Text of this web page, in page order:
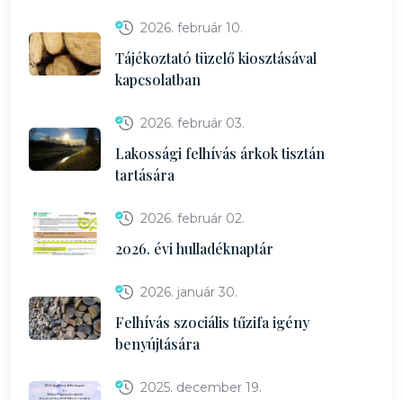
2026. február 10.
Tájékoztató tüzelő kiosztásával
kapcsolatban
2026. február 03.
Lakossági felhívás árkok tisztán
tartására
2026. február 02.
2026. évi hulladéknaptár
2026. január 30.
Felhívás szociális tűzifa igény
benyújtására
2025. december 19.